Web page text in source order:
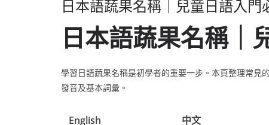
日本語蔬果名稱｜兒童日語入門
日本語蔬果名稱｜
學習日語蔬果名稱是初學者的重要一步。本頁整理常見的
發音及基本詞彙。
English 中文